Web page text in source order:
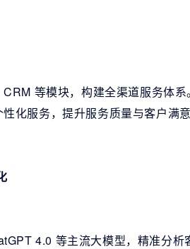
等模块，构建全渠道服务体
化服务，提升服务质量与客户满意
4.0 等主流大模型，精准分